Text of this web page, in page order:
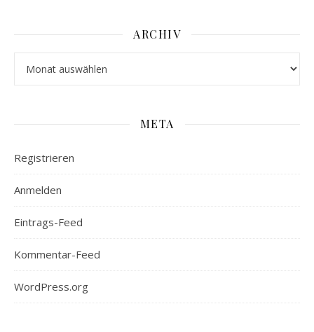
ARCHIV
META
Registrieren
Anmelden
Eintrags-Feed
Kommentar-Feed
WordPress.org